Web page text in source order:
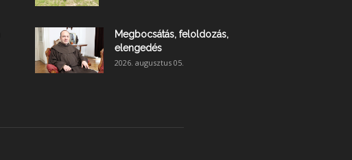
Megbocsátás, feloldozás,
elengedés
2026. augusztus 05.